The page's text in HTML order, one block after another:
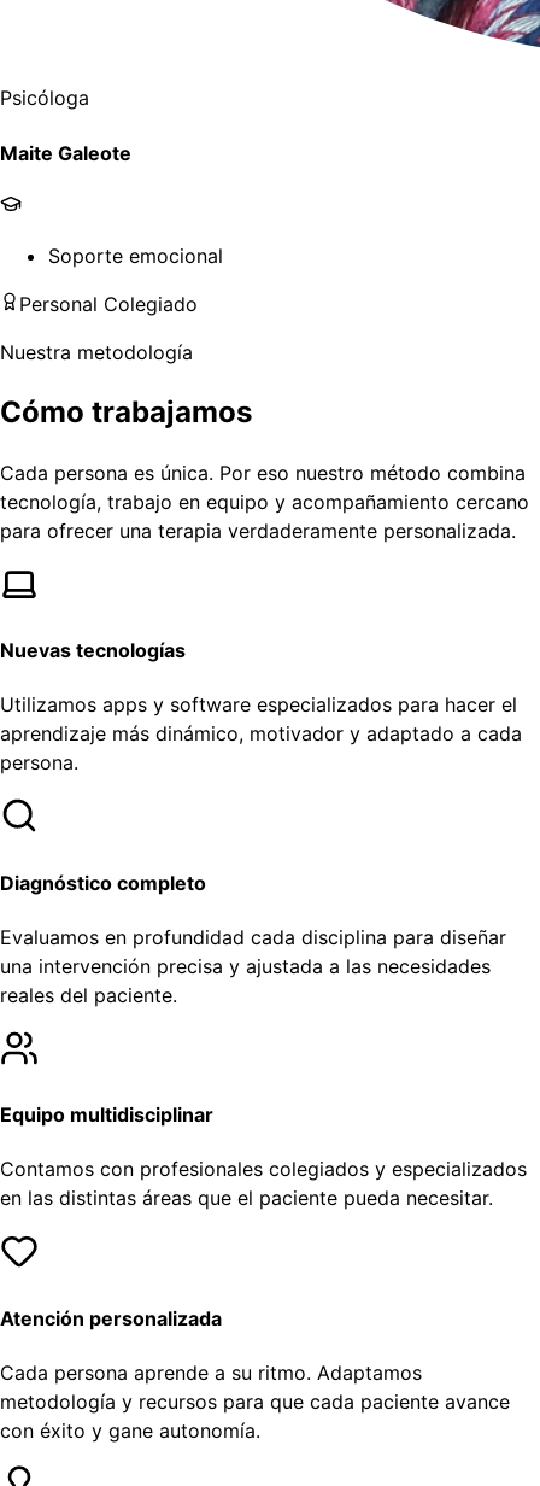
Psicóloga
Maite Galeote
Soporte emocional
Personal Colegiado
Nuestra metodología
Cómo trabajamos
Cada persona es única. Por eso nuestro método combina
tecnología, trabajo en equipo y acompañamiento cercano
para ofrecer una terapia verdaderamente personalizada.
Nuevas tecnologías
Utilizamos apps y software especializados para hacer el
aprendizaje más dinámico, motivador y adaptado a cada
persona.
Diagnóstico completo
Evaluamos en profundidad cada disciplina para diseñar
una intervención precisa y ajustada a las necesidades
reales del paciente.
Equipo multidisciplinar
Contamos con profesionales colegiados y especializados
en las distintas áreas que el paciente pueda necesitar.
Atención personalizada
Cada persona aprende a su ritmo. Adaptamos
metodología y recursos para que cada paciente avance
con éxito y gane autonomía.